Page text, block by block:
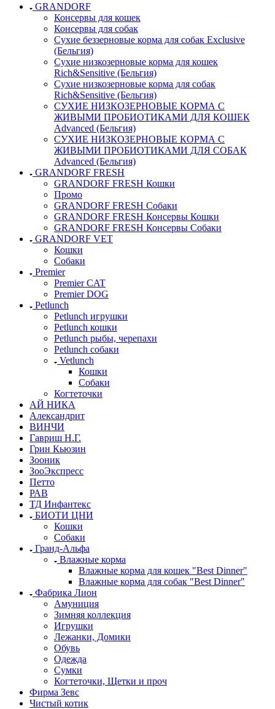
GRANDORF
Консервы для кошек
Консервы для собак
Сухие беззерновые корма для собак Exclusive
(Бельгия)
Сухие низкозерновые корма для кошек
Rich&Sensitive (Бельгия)
Сухие низкозерновые корма для собак
Rich&Sensitive (Бельгия)
СУХИЕ НИЗКОЗЕРНОВЫЕ КОРМА С
ЖИВЫМИ ПРОБИОТИКАМИ ДЛЯ КОШЕК
Advanced (Бельгия)
СУХИЕ НИЗКОЗЕРНОВЫЕ КОРМА С
ЖИВЫМИ ПРОБИОТИКАМИ ДЛЯ СОБАК
Advanced (Бельгия)
GRANDORF FRESH
GRANDORF FRESH Кошки
Промо
GRANDORF FRESH Собаки
GRANDORF FRESH Консервы Кошки
GRANDORF FRESH Консервы Собаки
GRANDORF VET
Кошки
Собаки
Premier
Premier CAT
Premier DOG
Petlunch
Petlunch игрушки
Petlunch кошки
Petlunch рыбы, черепахи
Petlunch собаки
Vetlunch
Кошки
Собаки
Когтеточки
АЙ НИКА
Александрит
ВИНЧИ
Гавриш Н.Г.
Грин Кьюзин
Зооник
ЗооЭкспресс
Петто
РАВ
ТД Инфантекс
БИОТИ ЦНИ
Кошки
Собаки
Гранд-Альфа
Влажные корма
Влажные корма для кошек "Best Dinner"
Влажные корма для собак "Best Dinner"
Фабрика Лион
Амуниция
Зимняя коллекция
Игрушки
Лежанки, Домики
Обувь
Одежда
Сумки
Когтеточки, Щетки и проч
Фирма Зевс
Чистый котик